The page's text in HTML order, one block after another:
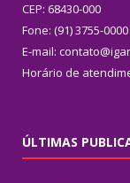
CEP: 68430-000
Fone: (91) 3755-0000
E-mail:
Horário de
ÚLTIMAS